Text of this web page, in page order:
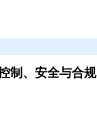
制、安全与合规